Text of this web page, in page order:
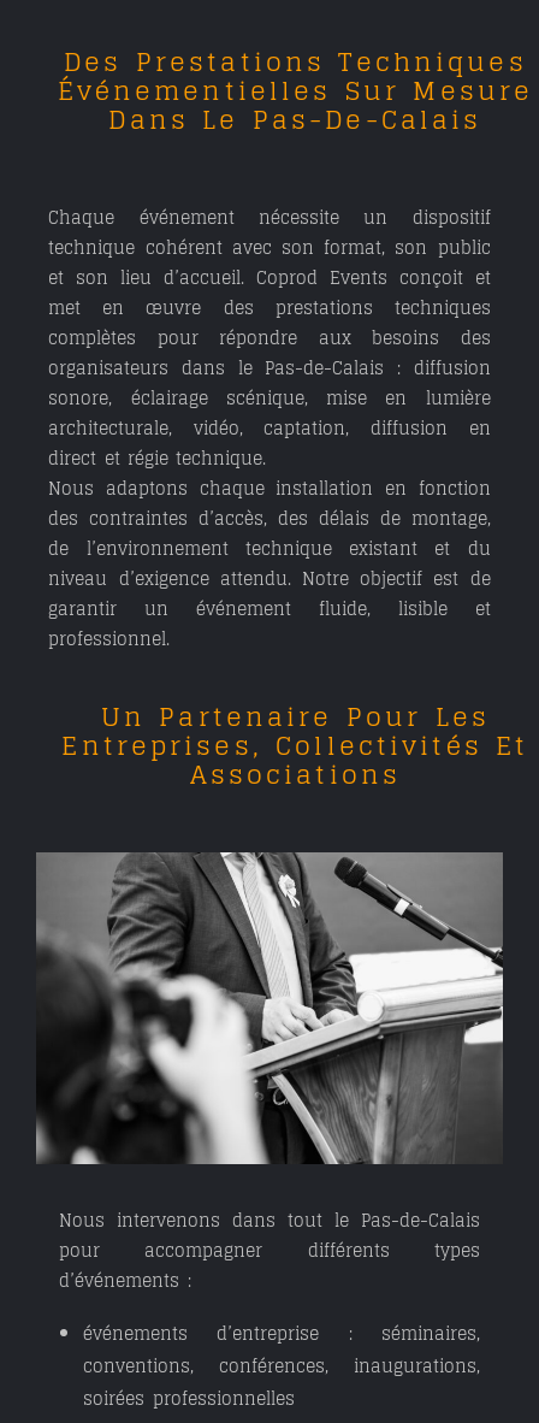
Des Prestations Techniques
Événementielles Sur Mesure
Dans Le Pas-De-Calais
Chaque événement nécessite un dispositif
technique cohérent avec son format, son public
et son lieu d’accueil. Coprod Events conçoit et
met en œuvre des prestations techniques
complètes pour répondre aux besoins des
organisateurs dans le Pas-de-Calais : diffusion
sonore, éclairage scénique, mise en lumière
architecturale, vidéo, captation, diffusion en
direct et régie technique.
Nous adaptons chaque installation en fonction
des contraintes d’accès, des délais de montage,
de l’environnement technique existant et du
niveau d’exigence attendu. Notre objectif est de
garantir un événement fluide, lisible et
professionnel.
Un Partenaire Pour Les
Entreprises, Collectivités Et
Associations
Nous intervenons dans tout le Pas-de-Calais
pour accompagner différents types
d’événements :
événements d’entreprise : séminaires,
conventions, conférences, inaugurations,
soirées professionnelles